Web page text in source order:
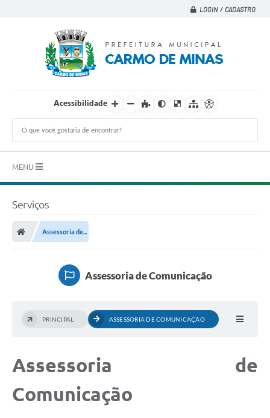
LOGIN / CADASTRO
Acessibilidade
MENU
A PREFEITURA
DEPARTAMENTOS
ACESSO À INFORMAÇÃO
TRANSPARÊNCIA
Alistamento Militar Online
Serviços
Assessoria de...
Assessoria de Comunicação
PRINCIPAL ASSESSORIA DE COMUNICAÇÃO
Assessoria de
Comunicação